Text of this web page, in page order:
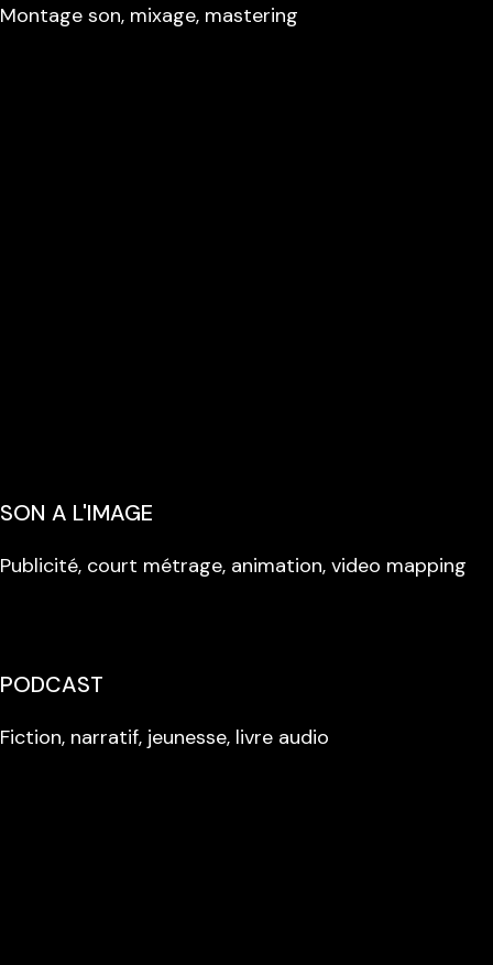
Montage son, mixage, mastering
SON A L'IMAGE
Publicité, court métrage, animation, video mapping
PODCAST
Fiction, narratif, jeunesse, livre audio